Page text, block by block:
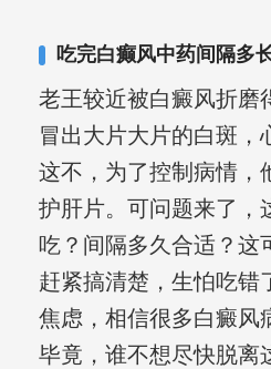
其对女性银屑病
验。
吃完白癫风中药间隔多
老王较近被白癜风折磨
冒出大片大片的白斑，
这不，为了控制病情，
护肝片。可问题来了，
吃？间隔多久合适？这
赶紧搞清楚，生怕吃错
焦虑，相信很多白癜风
毕竟，谁不想尽快脱离